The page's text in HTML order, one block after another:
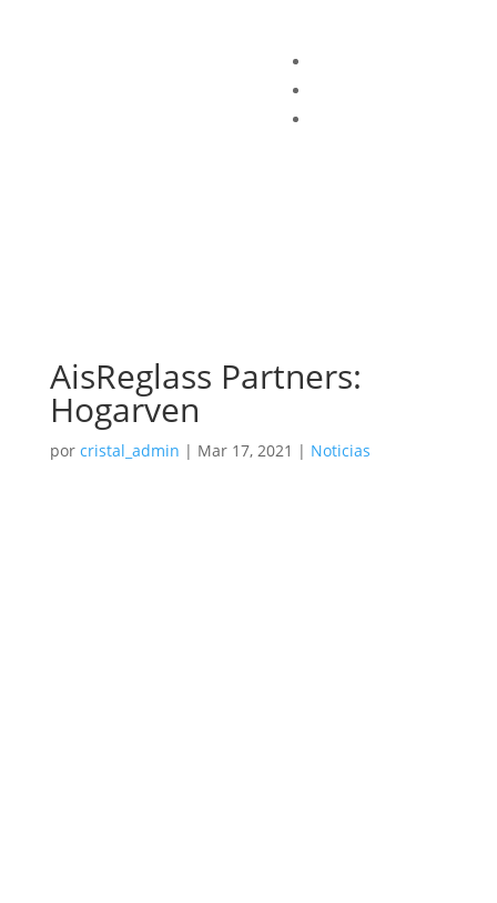
AisReglass Partners:
Hogarven
por cristal_admin | Mar 17, 2021 | Noticias